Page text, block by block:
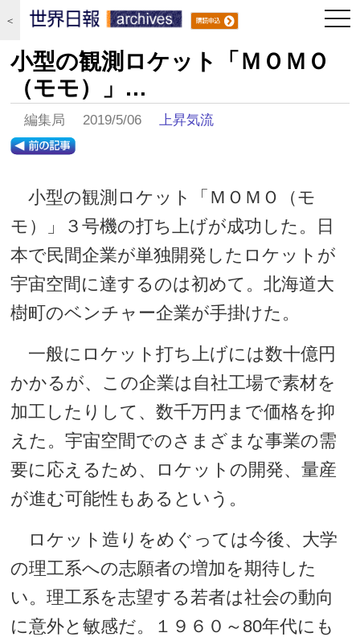
＜
小型の観測ロケット「ＭＯＭＯ
（モモ）」…
編集局 2019/5/06上昇気流
小型の観測ロケット「ＭＯＭＯ（モ
モ）」３号機の打ち上げが成功した。日
本で民間企業が単独開発したロケットが
宇宙空間に達するのは初めて。北海道大
樹町のベンチャー企業が手掛けた。
一般にロケット打ち上げには数十億円
かかるが、この企業は自社工場で素材を
加工したりして、数千万円まで価格を抑
えた。宇宙空間でのさまざまな事業の需
要に応えるため、ロケットの開発、量産
が進む可能性もあるという。
ロケット造りをめぐっては今後、大学
の理工系への志願者の増加を期待した
い。理工系を志望する若者は社会の動向
に意外と敏感だ。１９６０～80年代にも